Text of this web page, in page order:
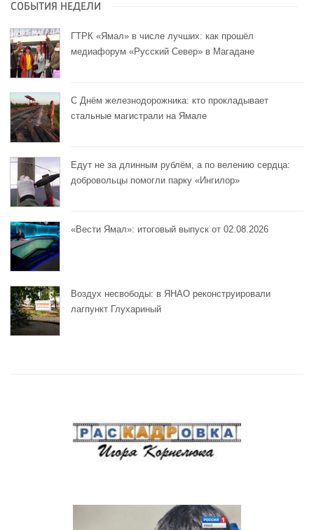
СОБЫТИЯ НЕДЕЛИ
ГТРК «Ямал» в числе лучших: как прошёл
медиафорум «Русский Север» в Магадане
С Днём железнодорожника: кто прокладывает
стальные магистрали на Ямале
Едут не за длинным рублём, а по велению сердца:
добровольцы помогли парку «Ингилор»
«Вести Ямал»: итоговый выпуск от 02.08.2026
Воздух несвободы: в ЯНАО реконструировали
лагпункт Глухариный